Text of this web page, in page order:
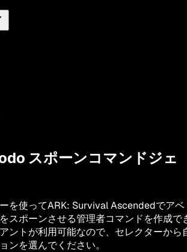
スポーンコマンドジェ
を使ってARK: Survival Ascendedでアベ
スポーンさせる管理者コマンドを作成で
ントが利用可能なので、セレクターから
ンを選んでください。